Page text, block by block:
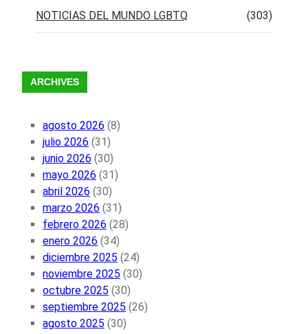
NOTICIAS DEL MUNDO LGBTQ (303)
ARCHIVES
agosto 2026 (8)
julio 2026 (31)
junio 2026 (30)
mayo 2026 (31)
abril 2026 (30)
marzo 2026 (31)
febrero 2026 (28)
enero 2026 (34)
diciembre 2025 (24)
noviembre 2025 (30)
octubre 2025 (30)
septiembre 2025 (26)
agosto 2025 (30)